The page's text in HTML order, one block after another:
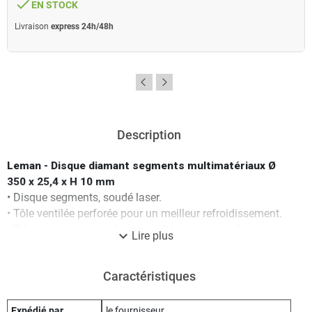
done EN STOCK
Livraison express 24h/48h
Description
Leman - Disque diamant segments multimatériaux Ø
350 x 25,4 x H 10 mm
• Disque segments, soudé laser.
• Tôle ventilée perforée pour un meilleur refroidissement.
• Très grande vitesse de coupe et longévité extrême.
Largeur du segement : 40 mm
expand_more Lire plus
Caractéristiques